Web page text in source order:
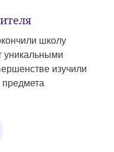
школу
уникальными
изучили
предмета